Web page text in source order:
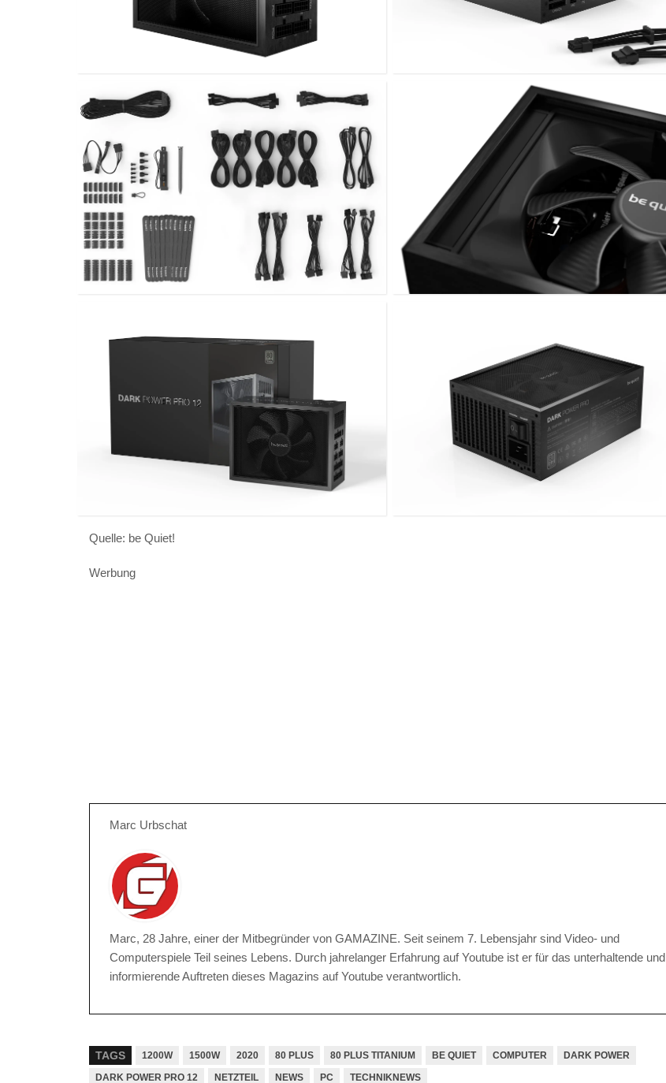
be quiet! Dark Power Pro 12
VERGRÖßERN
be quiet! Dark Power Pro 12
VERGRÖßERN
Quelle: be Quiet!
Werbung
Marc Urbschat
Marc, 28 Jahre, einer der Mitbegründer von GAMAZINE. Seit seinem 7. Lebensjahr sind Video- und
Computerspiele Teil seines Lebens. Durch jahrelanger Erfahrung auf Youtube ist er für das unterhaltende und
informierende Auftreten dieses Magazins auf Youtube verantwortlich.
TAGS 1200W 1500W 2020 80 PLUS 80 PLUS TITANIUM BE QUIET COMPUTER
DARK POWER
DARK POWER PRO 12
NETZTEIL NEWS PC TECHNIKNEWS